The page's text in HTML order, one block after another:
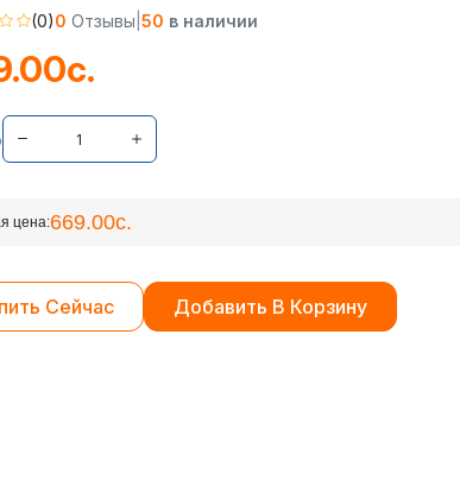
(0)0 Отзывы 50 в наличии
цена:669.00с.
Сейчас Добавить В Корзину